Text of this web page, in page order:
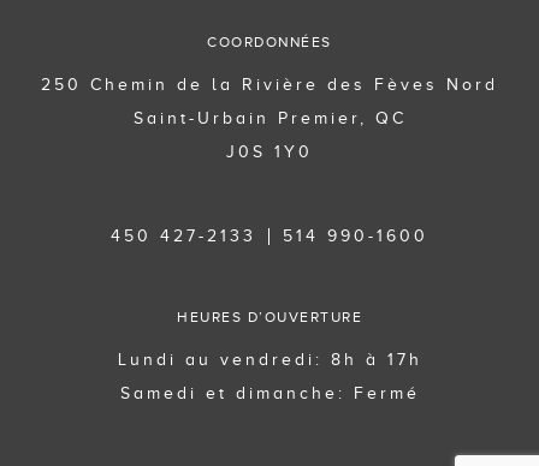
COORDONNÉES
250 Chemin de la Rivière des Fèves Nord
Saint-Urbain Premier, QC
J0S 1Y0
450 427-2133 514 990-1600
HEURES D’OUVERTURE
Lundi au vendredi: 8h à 17h
Samedi et dimanche: Fermé